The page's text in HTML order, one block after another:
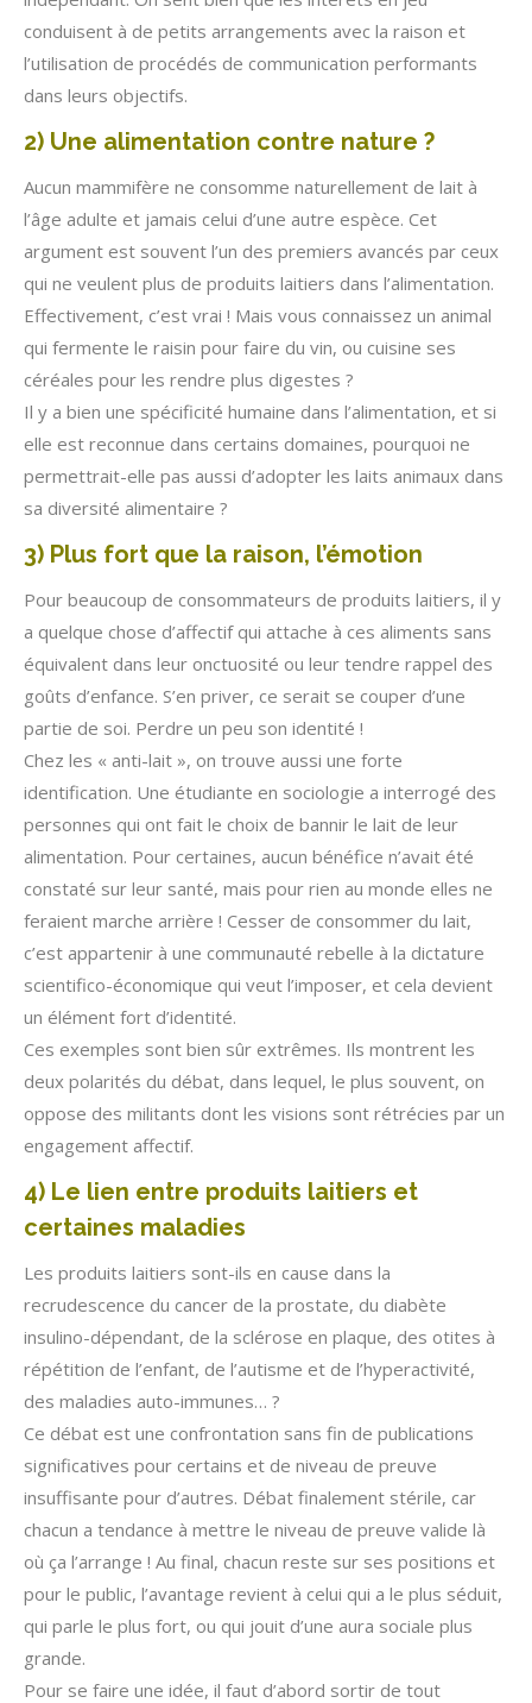
conduisent à de petits arrangements avec la raison et
l’utilisation de procédés de communication performants
dans leurs objectifs.
2) Une alimentation contre nature ?
Aucun mammifère ne consomme naturellement de lait à
l’âge adulte et jamais celui d’une autre espèce. Cet
argument est souvent l’un des premiers avancés par ceux
qui ne veulent plus de produits laitiers dans l’alimentation.
Effectivement, c’est vrai ! Mais vous connaissez un animal
qui fermente le raisin pour faire du vin, ou cuisine ses
céréales pour les rendre plus digestes ?
Il y a bien une spécificité humaine dans l’alimentation, et si
elle est reconnue dans certains domaines, pourquoi ne
permettrait-elle pas aussi d’adopter les laits animaux dans
sa diversité alimentaire ?
3) Plus fort que la raison, l’émotion
Pour beaucoup de consommateurs de produits laitiers, il y
a quelque chose d’affectif qui attache à ces aliments sans
équivalent dans leur onctuosité ou leur tendre rappel des
goûts d’enfance. S’en priver, ce serait se couper d’une
partie de soi. Perdre un peu son identité !
Chez les « anti-lait », on trouve aussi une forte
identification. Une étudiante en sociologie a interrogé des
personnes qui ont fait le choix de bannir le lait de leur
alimentation. Pour certaines, aucun bénéfice n’avait été
constaté sur leur santé, mais pour rien au monde elles ne
feraient marche arrière ! Cesser de consommer du lait,
c’est appartenir à une communauté rebelle à la dictature
scientifico-économique qui veut l’imposer, et cela devient
un élément fort d’identité.
Ces exemples sont bien sûr extrêmes. Ils montrent les
deux polarités du débat, dans lequel, le plus souvent, on
oppose des militants dont les visions sont rétrécies par un
engagement affectif.
4) Le lien entre produits laitiers et
certaines maladies
Les produits laitiers sont-ils en cause dans la
recrudescence du cancer de la prostate, du diabète
insulino-dépendant, de la sclérose en plaque, des otites à
répétition de l’enfant, de l’autisme et de l’hyperactivité,
des maladies auto-immunes… ?
Ce débat est une confrontation sans fin de publications
significatives pour certains et de niveau de preuve
insuffisante pour d’autres. Débat finalement stérile, car
chacun a tendance à mettre le niveau de preuve valide là
où ça l’arrange ! Au final, chacun reste sur ses positions et
pour le public, l’avantage revient à celui qui a le plus séduit,
qui parle le plus fort, ou qui jouit d’une aura sociale plus
grande.
Pour se faire une idée, il faut d’abord sortir de tout